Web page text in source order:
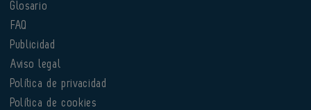
Glosario
FAQ
Publicidad
Aviso legal
Política de privacidad
Política de cookies